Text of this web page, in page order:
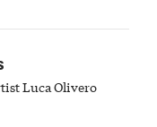
Luca Olivero